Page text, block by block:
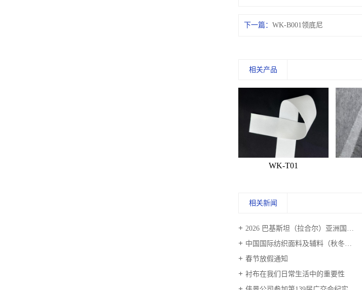
下一篇：WK-B001领底尼
相关产品
WK-T01
相关新闻
2026 巴基斯坦（拉合尔）亚洲国际面料、辅料、纱线及纺织品展邀请函
中国国际纺织面料及辅料（秋冬）博览会邀请函
春节放假通知
衬布在我们日常生活中的重要性